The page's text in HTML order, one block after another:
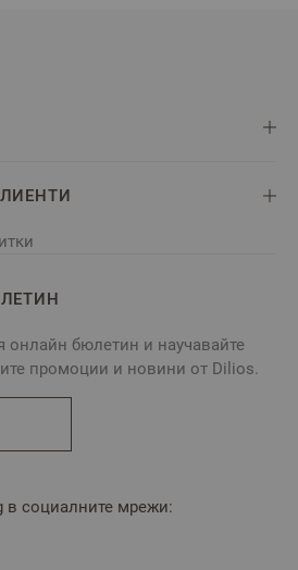
онлайн бюлетин и научавайте
промоции и новини от Dilios.
в социалните мрежи: